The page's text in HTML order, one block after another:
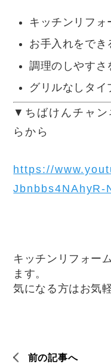
キッチンリフォ
お手入れをでき
調理のしやすさ
グリルなしタイ
▼ちばけんチャン
らから
https://
Jbnbbs4NAhyR-
キッチンリフォー
ます。
気になる方はお気
前の記事へ